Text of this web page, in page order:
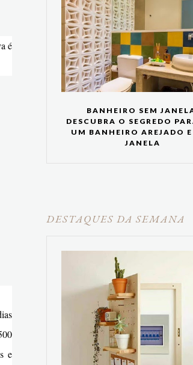
é
e
BANHEIRO SEM
DESCUBRA O SEGREDO
UM BANHEIRO AREJADO E
JANELA
DESTAQUES DA SEMANA